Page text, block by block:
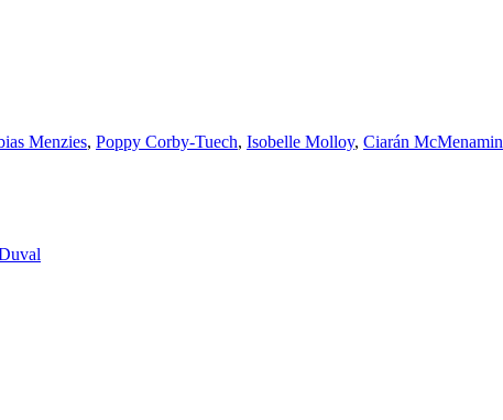
Menzies, Poppy Corby-Tuech, Isobelle Molloy, Ciarán McMenamin